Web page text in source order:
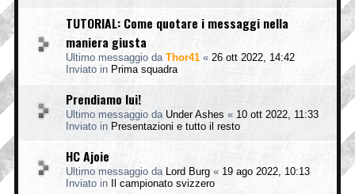
TUTORIAL: Come quotare i messaggi nella
maniera giusta
Ultimo messaggio da Thor41 « 26 ott 2022, 14:42
Inviato in Prima squadra
Prendiamo lui!
Ultimo messaggio da Under Ashes « 10 ott 2022, 11:33
Inviato in Presentazioni e tutto il resto
HC Ajoie
Ultimo messaggio da Lord Burg « 19 ago 2022, 10:13
Inviato in
Il campionato svizzero